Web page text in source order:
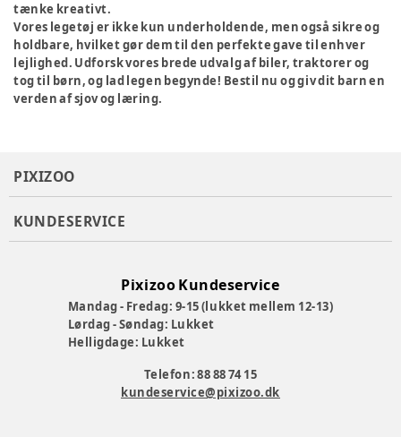
tænke kreativt.
Vores legetøj er ikke kun underholdende, men også sikre og
holdbare, hvilket gør dem til den perfekte gave til enhver
lejlighed. Udforsk vores brede udvalg af biler, traktorer og
tog til børn, og lad legen begynde! Bestil nu og giv dit barn en
verden af sjov og læring.
PIXIZOO
KUNDESERVICE
Pixizoo Kundeservice
Mandag - Fredag: 9-15 (lukket mellem 12-13)
Lørdag - Søndag: Lukket
Helligdage: Lukket
Telefon: 88 88 74 15
kundeservice@pixizoo.dk